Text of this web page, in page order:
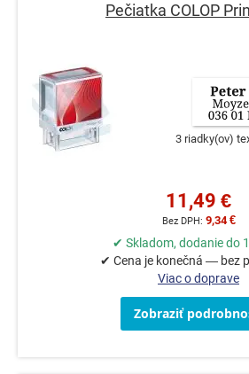
Pečiatka COLOP
3 riadky(ov)
11,49 €
9,34 €
✔ Skladom, dodanie do
✔ Cena je konečná — bez
Viac o doprave
Zobraziť